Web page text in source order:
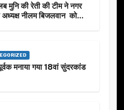
मुनि की रेती की टीम ने नगर
अध्यक्ष नीलम बिजलवान को
मनाया गया 18वां सुंदरकांड